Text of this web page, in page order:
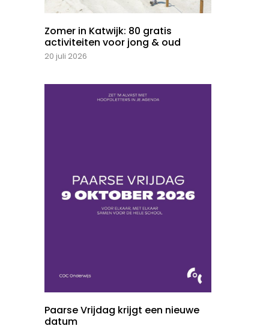
Zomer in Katwijk: 80 gratis
activiteiten voor jong & oud
20 juli 2026
Paarse Vrijdag krijgt een nieuwe
datum